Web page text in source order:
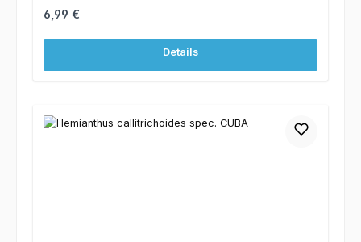
Regulärer Preis:
6,99 €
Details